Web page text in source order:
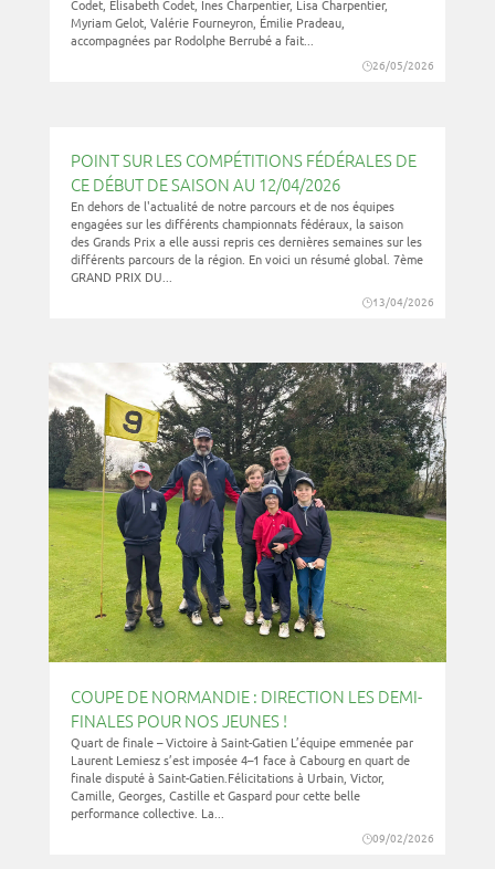
26/05/2026
Codet, Elisabeth Codet, Ines Charpentier, Lisa Charpentier,
Myriam Gelot, Valérie Fourneyron, Émilie Pradeau,
accompagnées par Rodolphe Berrubé a fait...
POINT SUR LES COMPÉTITIONS FÉDÉRALES DE
CE DÉBUT DE SAISON AU 12/04/2026
13/04/2026
En dehors de l'actualité de notre parcours et de nos équipes
engagées sur les différents championnats fédéraux, la saison
des Grands Prix a elle aussi repris ces dernières semaines sur les
différents parcours de la région. En voici un résumé global. 7ème
GRAND PRIX DU...
COUPE DE NORMANDIE : DIRECTION LES DEMI-
FINALES POUR NOS JEUNES !
09/02/2026
Quart de finale – Victoire à Saint-Gatien L’équipe emmenée par
Laurent Lemiesz s’est imposée 4–1 face à Cabourg en quart de
finale disputé à Saint-Gatien.Félicitations à Urbain, Victor,
Camille, Georges, Castille et Gaspard pour cette belle
performance collective. La...